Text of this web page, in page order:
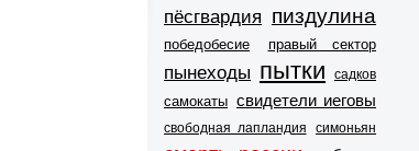
пёсгвардия пиздулина
победобесие правый сектор
пынеходы пытки садков
самокаты свидетели иеговы
свободная лапландия симоньян